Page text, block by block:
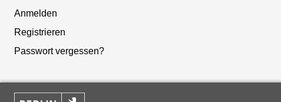
Anmelden
Registrieren
Passwort vergessen?